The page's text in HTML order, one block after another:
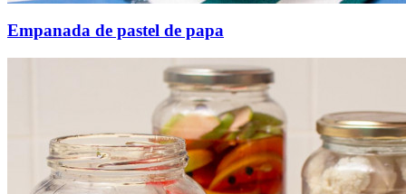
Empanada de pastel de papa